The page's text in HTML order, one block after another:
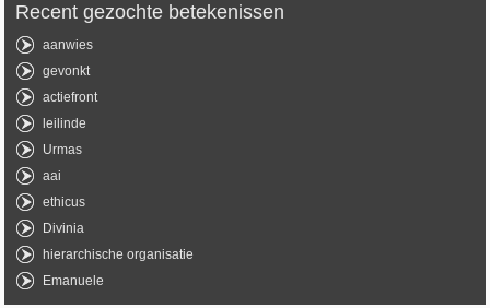
Recent gezochte betekenissen
aanwies
gevonkt
actiefront
leilinde
Urmas
aai
ethicus
Divinia
hierarchische organisatie
Emanuele